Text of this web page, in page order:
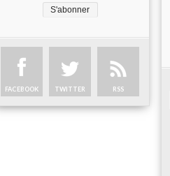
FACEBOOK TWITTER RSS